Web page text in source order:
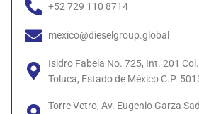
+52 729 110 8714
mexico@dieselgroup.global
Isidro Fabela No. 725, Int. 201
Toluca, Estado de México C.P.
Torre Vetro, Av. Eugenio Garza